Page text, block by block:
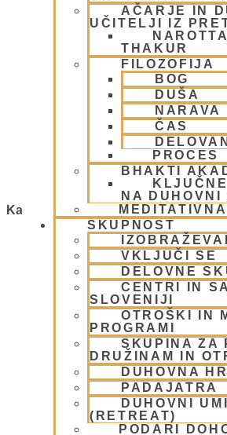
AČARJE IN
UČITELJI IZ
THAKUR
FILOZOFIJA
BOG
DUŠA
NARAVA
ČAS
PROCES
BHAKTI
NA DUHOVNI
SKUPNOST
VKLJUČI SE
DELOVNE
CENTRI IN
SLOVENIJI
OTROŠKI IN
PROGRAMI
SKUPINA ZA
DRUŽINAM IN
DUHOVNA
PADAJATRA
DUHOVNI
(RETREAT)
PODARI
Preberi več »
Konferenca o verskih
, TV Maribor
Preberi več »
Kategorije
1.Blog(26)
Ačarje v sampradaji – duhovni
Animacije(1)
(4)
Bog, živo bitje in narava
Centri, Nama hatte in sange po
Duhovni učitelj – Šrila
Duhovni umik(1)
(9)
FESTIVALI(10)
Gita mahatmja(3)